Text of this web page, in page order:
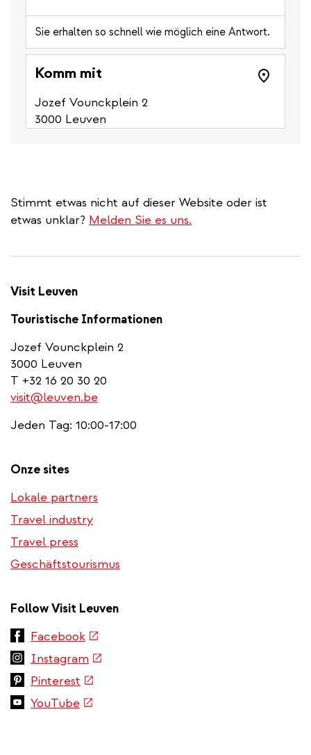
Sie erhalten so schnell wie möglich eine Antwort.
Komm mit
Jozef Vounckplein 2
3000 Leuven
Stimmt etwas nicht auf dieser Website oder ist
etwas unklar? Melden Sie es uns.
Visit Leuven
Touristische Informationen
Jozef Vounckplein 2
3000 Leuven
T +32 16 20 30 20
visit@leuven.be
Jeden Tag: 10:00-17:00
Onze sites
Lokale partners
Travel industry
Travel press
Geschäftstourismus
Follow Visit Leuven
Facebook(link
external)
Instagram (link
is
Pinterest (link
is
YouTube(link